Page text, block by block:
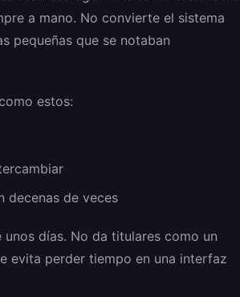
a mano. No convierte el sistema
pequeñas que se notaban
estos:
decenas de veces
días. No da titulares como un
evita perder tiempo en una interfaz